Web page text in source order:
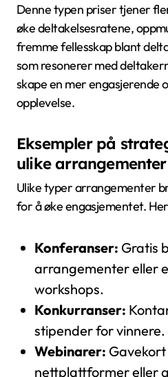
Denne typen priser tjener
øke deltakelsesratene,
fremme fellesskap blant
som resonerer med
skape en mer engasjerende
opplevelse.
Eksempler på
ulike arrangementer
Ulike typer arrangementer
for å øke engasjementet.
Konferanser: Gratis
arrangementer eller
workshops.
Konkurranser:
stipender for vinnere.
Webinarer:
nettplattformer eller